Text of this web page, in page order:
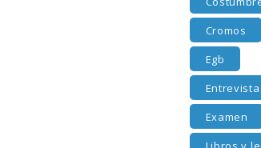
Cromos
Egb
Examen